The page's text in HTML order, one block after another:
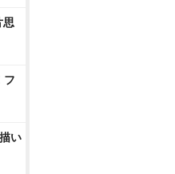
思
フ
い